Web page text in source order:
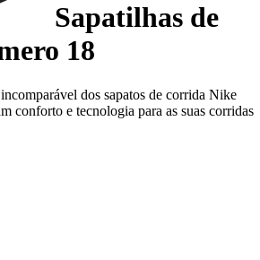
Sapatilhas de
18
dos sapatos de corrida Nike
conforto e tecnologia para as suas corridas